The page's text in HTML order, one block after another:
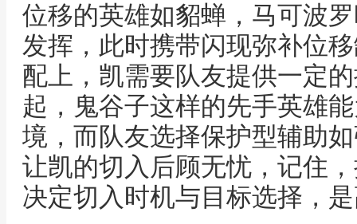
位移的英雄如貂蝉，马可波
发挥，此时携带闪现弥补位
配上，凯需要队友提供一定
起，鬼谷子这样的先手英雄
境，而队友选择保护型辅助
让凯的切入后顾无忧，记住
决定切入时机与目标选择，